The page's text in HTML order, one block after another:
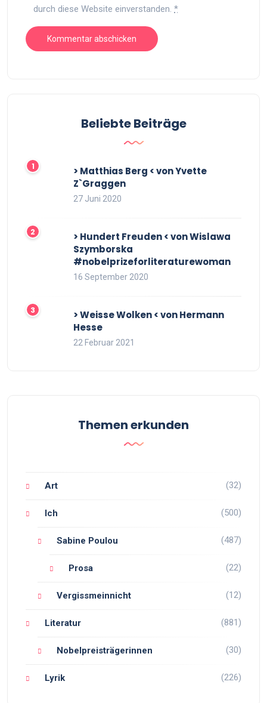
durch diese Website einverstanden. *
Beliebte Beiträge
> Matthias Berg < von Yvette
Z`Graggen
27 Juni 2020
> Hundert Freuden < von Wislawa
Szymborska
#nobelprizeforliteraturewoman
16 September 2020
> Weisse Wolken < von Hermann
Hesse
22 Februar 2021
Themen erkunden
Art (32)
Ich (500)
Sabine Poulou (487)
Prosa (22)
Vergissmeinnicht (12)
Literatur (881)
Nobelpreisträgerinnen (30)
Lyrik (226)